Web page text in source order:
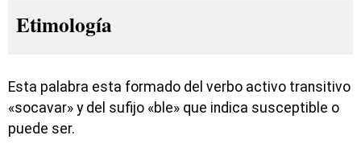
Etimología
Esta palabra esta formado del verbo activo transitivo
«socavar» y del sufijo «ble» que indica susceptible o
puede ser.